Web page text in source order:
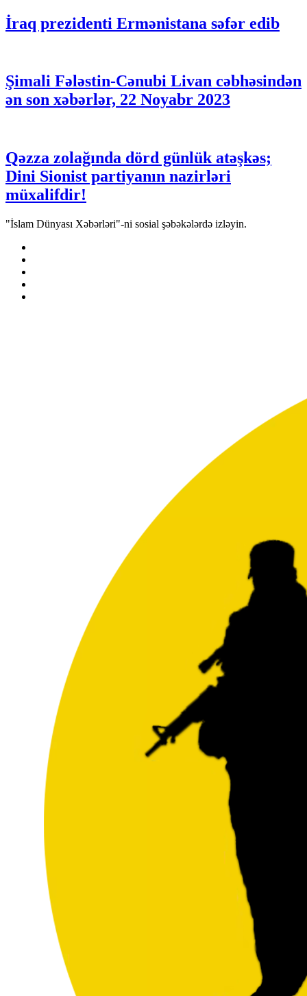
İraq prezidenti Ermənistana səfər edib
Şimali Fələstin-Cənubi Livan cəbhəsindən
ən son xəbərlər, 22 Noyabr 2023
Qəzza zolağında dörd günlük atəşkəs;
Dini Sionist partiyanın nazirləri
müxalifdir!
"İslam Dünyası Xəbərləri"-ni sosial şəbəkələrdə izləyin.